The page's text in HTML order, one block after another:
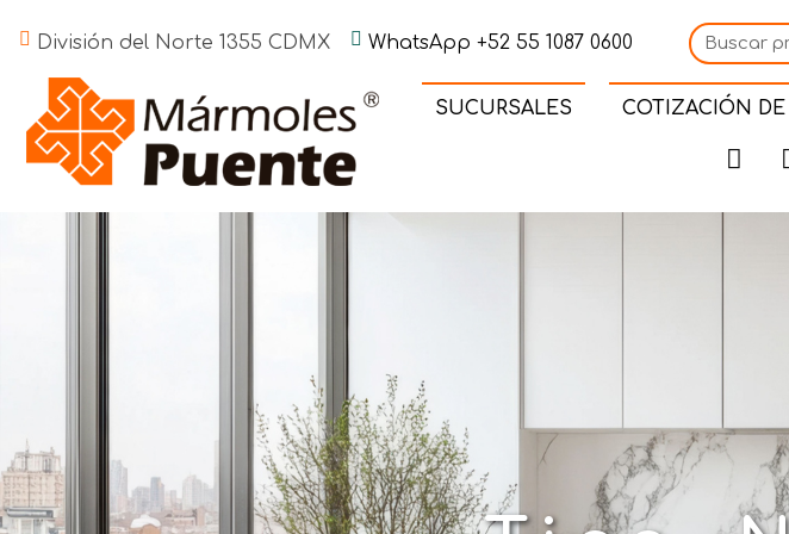
División del Norte 1355 CDMX WhatsApp +52 55 1087 0600
SUCURSALES COTIZACIÓN